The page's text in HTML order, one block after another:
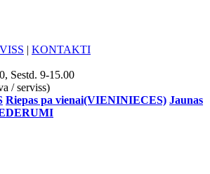
| KONTAKTI
Sestd. 9-15.00
/ serviss)
Riepas pa vienai(VIENINIECES) Jaunas